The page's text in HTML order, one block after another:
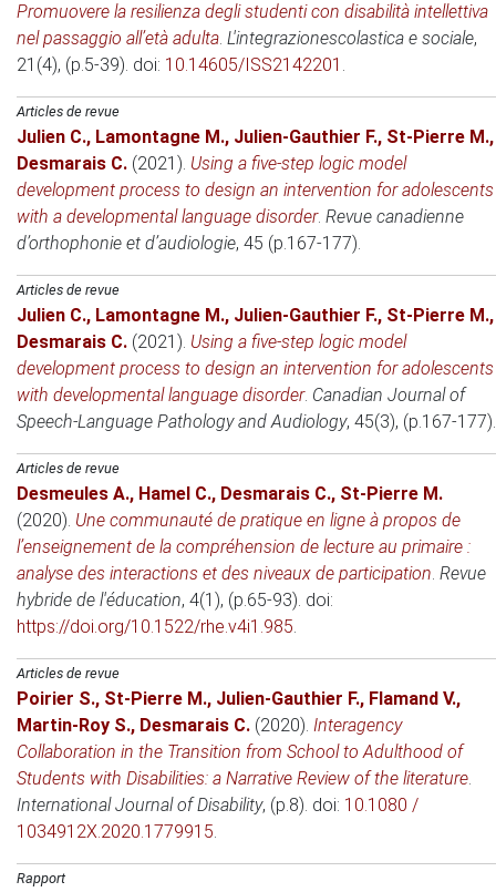
Promuovere la resilienza degli studenti con disabilità intellettiva
nel passaggio all’età adulta. L'integrazionescolastica e sociale,
21(4), (p.5-39). doi: 10.14605/ISS2142201 .
Articles de revue
Julien C., Lamontagne M., Julien-Gauthier F., St-Pierre M.,
Desmarais C. (2021). Using a five-step logic model
development process to design an intervention for adolescents
with a developmental language disorder. Revue canadienne
d’orthophonie et d’audiologie, 45 (p.167-177).
Articles de revue
Julien C., Lamontagne M., Julien-Gauthier F., St-Pierre M.,
Desmarais C. (2021). Using a five-step logic model
development process to design an intervention for adolescents
with developmental language disorder. Canadian Journal of
Speech-Language Pathology and Audiology, 45(3), (p.167-177).
Articles de revue
Desmeules A., Hamel C., Desmarais C., St-Pierre M.
(2020). Une communauté de pratique en ligne à propos de
l’enseignement de la compréhension de lecture au primaire :
analyse des interactions et des niveaux de participation. Revue
hybride de l'éducation, 4(1), (p.65-93). doi:
https://doi.org/10.1522/rhe.v4i1.985.
Articles de revue
Poirier S., St-Pierre M., Julien-Gauthier F., Flamand V.,
Martin-Roy S., Desmarais C. (2020). Interagency
Collaboration in the Transition from School to Adulthood of
Students with Disabilities: a Narrative Review of the literature.
International Journal of Disability, (p.8). doi: 10.1080 /
1034912X.2020.1779915.
Rapport